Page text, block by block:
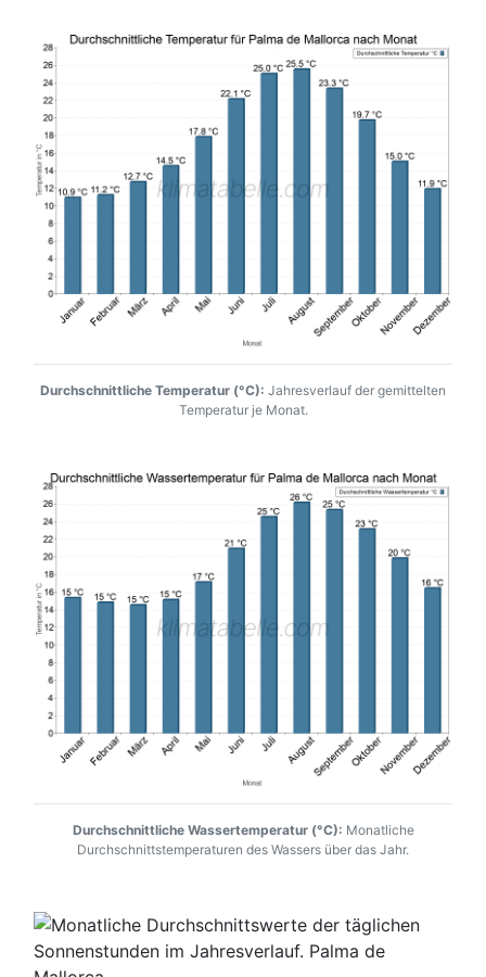
Durchschnittliche Temperatur (°C): Jahresverlauf der gemittelten
Temperatur je Monat.
Durchschnittliche Wassertemperatur (°C): Monatliche
Durchschnittstemperaturen des Wassers über das Jahr.